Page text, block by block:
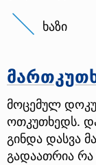
ხაზი
მოცემულ
ოთკუთხედს.
გინდა დასვა
გადაათრია რა